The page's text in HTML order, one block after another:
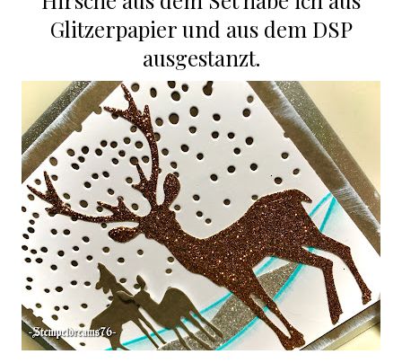
Glitzerpapier und aus dem DSP
ausgestanzt.